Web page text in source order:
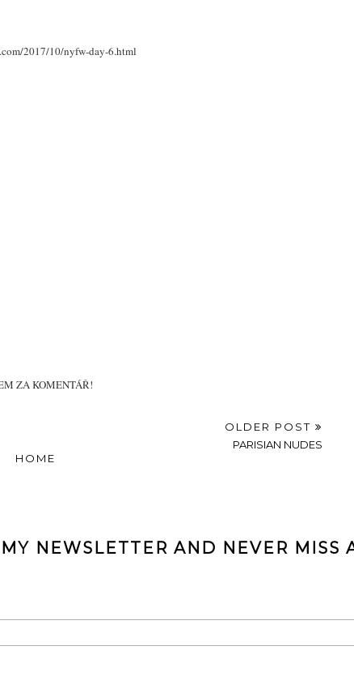
2017/10/nyfw-day-6.html
ZA KOMENTÁŘ!
OLDER POST
PARISIAN NUDES
HOME
NEWSLETTER AND NEVER MISS